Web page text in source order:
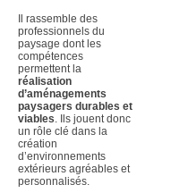
Il rassemble des
professionnels du
paysage dont les
compétences
permettent la
réalisation
d’aménagements
paysagers durables et
viables . Ils jouent donc
un rôle clé dans la
création
d’environnements
extérieurs agréables et
personnalisés.